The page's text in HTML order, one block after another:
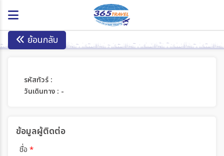
ย้อนกลับ
รหัสทัวร์ :
วันเดินทาง : -
ข้อมูลผู้ติดต่อ
ชื่อ *